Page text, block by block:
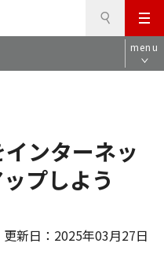
メ
ニ
ュ
menu
ンターネッ
プしよう
更新日：2025年03月27日